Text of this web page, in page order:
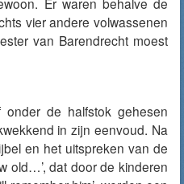
vier andere volwassenen
van Barendrecht moest
de halfstok gehesen
in zijn eenvoud. Na
en het uitspreken van de
old…’, dat door de kinderen